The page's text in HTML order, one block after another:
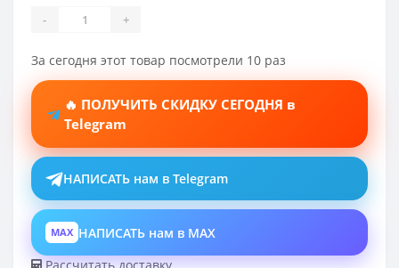
- +
За сегодня этот товар посмотрели 10 раз
🔥 ПОЛУЧИТЬ СКИДКУ СЕГОДНЯ в
Telegram
НАПИСАТЬ нам в Telegram
MAX НАПИСАТЬ нам в MAX